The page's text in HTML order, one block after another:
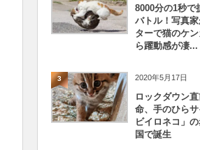
8000分の1秒で
バトル！写真
ターで猫のケ
ら躍動感が凄...
3 2020年5月17日
ロックダウン
命、手のひら
ビイロネコ」
国で誕生